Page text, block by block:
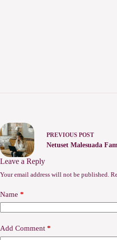
PREVIOUS POST
Netuset Malesuada
Leave a Reply
Your email address will not be published.
Name *
Add Comment *